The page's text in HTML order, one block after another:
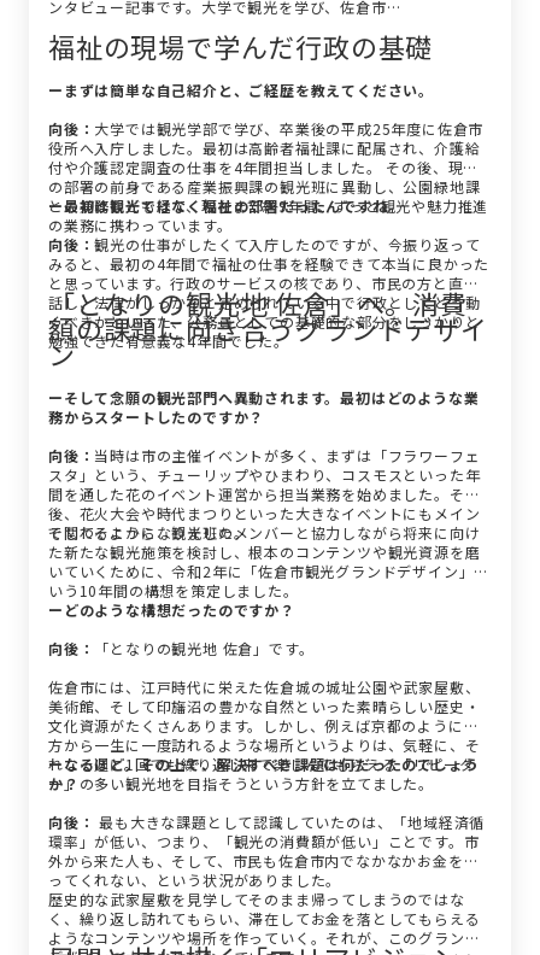
ンタビュー記事です。大学で観光を学び、佐倉市…
福祉の現場で学んだ行政の基礎
ーまずは簡単な自己紹介と、ご経歴を教えてください。
向後： 大学では観光学部で学び、卒業後の平成25年度に佐倉市
役所へ入庁しました。最初は高齢者福祉課に配属され、介護給
付や介護認定調査の仕事を4年間担当しました。 その後、現在
の部署の前身である産業振興課の観光班に異動し、公園緑地課
との兼務なども経て、現在まで約9年間、ずっと観光や魅力推進
の業務に携わっています。
ー最初は観光ではなく福祉の部署だったんですね。
向後：観光の仕事がしたくて入庁したのですが、今振り返って
みると、最初の4年間で福祉の仕事を経験できて本当に良かった
と思っています。行政のサービスの核であり、市民の方と直接
話し、法律がしっかりと定められている中で行政としてどう動
くべきかといった、公務員としての基礎的な部分をしっかりと
勉強できた有意義な4年間でした。
「となりの観光地 佐倉」へ。消費
額の課題に向き合うグランドデザイ
ン
ーそして念願の観光部門へ異動されます。最初はどのような業
務からスタートしたのですか？
向後： 当時は市の主催イベントが多く、まずは「フラワーフェ
スタ」という、チューリップやひまわり、コスモスといった年
間を通した花のイベント運営から担当業務を始めました。その
後、花火大会や時代まつりといった大きなイベントにもメイン
で関わるようになりました。
そしてそこから、観光班のメンバーと協力しながら将来に向け
た新たな観光施策を検討し、根本のコンテンツや観光資源を磨
いていくために、令和2年に「佐倉市観光グランドデザイン」と
いう10年間の構想を策定しました。
ーどのような構想だったのですか？
向後：
「となりの観光地 佐倉」です。
佐倉市には、江戸時代に栄えた佐倉城の城址公園や武家屋敷、
美術館、そして印旛沼の豊かな自然といった素晴らしい歴史・
文化資源がたくさんあります。しかし、例えば京都のように遠
方から一生に一度訪れるような場所というよりは、気軽に、そ
れこそ週に1回でも繰り返し来て楽しんでもらえる「リピータ
ー」の多い観光地を目指そうという方針を立てました。
ーなるほど。その上で、解決すべき課題は何だったのでしょう
か？
向後： 最も大きな課題として認識していたのは、「地域経済循
環率」が低い、つまり、「観光の消費額が低い」ことです。市
外から来た人も、そして、市民も佐倉市内でなかなかお金を使
ってくれない、という状況がありました。
歴史的な武家屋敷を見学してそのまま帰ってしまうのではな
く、繰り返し訪れてもらい、滞在してお金を落としてもらえる
ようなコンテンツや場所を作っていく。それが、このグランド